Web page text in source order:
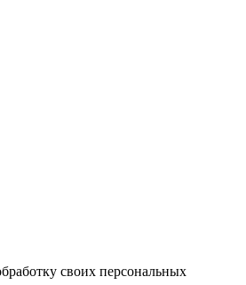
своих персональных